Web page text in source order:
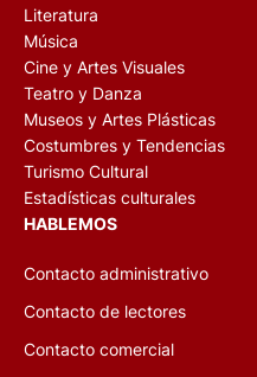
Literatura
Música
Cine y Artes Visuales
Teatro y Danza
Museos y Artes Plásticas
Costumbres y Tendencias
Turismo Cultural
Estadísticas culturales
HABLEMOS
Contacto administrativo
Contacto de lectores
Contacto comercial